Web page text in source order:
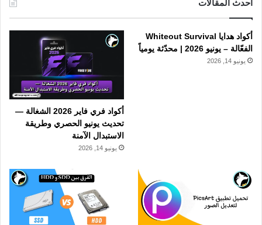
احدث المقالات
أكواد هدايا Whiteout Survival
الفعّالة – يونيو 2026 | محدّثة يومياً
يونيو 14, 2026
أكواد فري فاير 2026 الشغالة —
تحديث يونيو الحصري وطريقة
الاستبدال الآمنة
يونيو 14, 2026